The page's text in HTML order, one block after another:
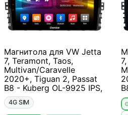
Магнитола для VW Jetta
7, Teramont, Taos,
Multivan/Caravelle
2020+, Tiguan 2, Passat
B8 - Kuberg OL-9925 IPS,
4G SIM